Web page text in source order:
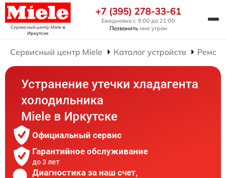
Сервисный центр Mieleв
Иркутске
+7 (395) 278-33-61
Ежедневно с 9:00 до 21:00
Позвонить мне утром
Сервисный центр Miele Каталог устройств
Устранение утечки хладагента
холодильника
Miele в Иркутске
Официальный сервис
Гарантийное обслуживание
до 3 лет
Диагностика за наш счет,